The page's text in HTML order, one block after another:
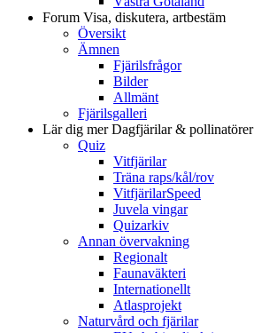
Forum Visa, diskutera, artbestäm
Översikt
Ämnen
Fjärilsfrågor
Bilder
Allmänt
Fjärilsgalleri
Lär dig merDagfjärilar & pollinatörer
Quiz
Vitfjärilar
Träna raps/kål/rov
VitfjärilarSpeed
Juvela vingar
Quizarkiv
Annan övervakning
Regionalt
Faunaväkteri
Internationellt
Atlasprojekt
Naturvård och fjärilar